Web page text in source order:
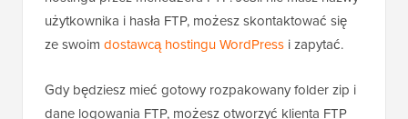
użytkownika i hasła FTP, możesz skontaktować się
ze swoim dostawcą hostingu WordPress i zapytać.
Gdy będziesz mieć gotowy rozpakowany folder zip i
dane logowania FTP, możesz otworzyć klienta FTP